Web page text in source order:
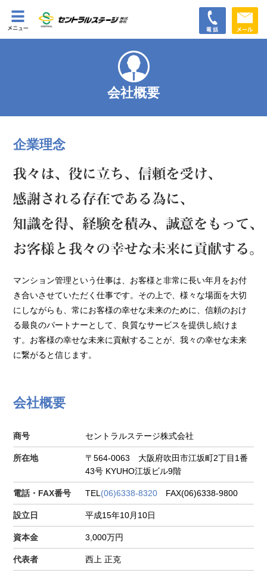
会社概要
企業理念
マンション管理という仕事は、お客様と非常に長い年月をお付
き合いさせていただく仕事です。その上で、様々な場面を大切
にしながらも、常にお客様の幸せな未来のために、信頼のおけ
る最良のパートナーとして、良質なサービスを提供し続けま
す。お客様の幸せな未来に貢献することが、我々の幸せな未来
に繋がると信じます。
会社概要
商号 セントラルステージ株式会社
所在地
〒564-0063 大阪府吹田市江坂町2丁目1番
43号 KYUHO江坂ビル9階
電話・FAX番号 TEL (06)6338-8320 FAX(06)6338-9800
設立日 平成15年10月10日
資本金 3,000万円
代表者 西上 正克